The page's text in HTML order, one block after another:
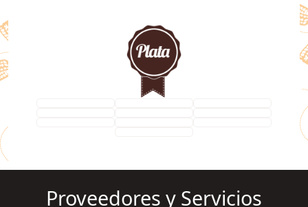
Proveedores y Servicios